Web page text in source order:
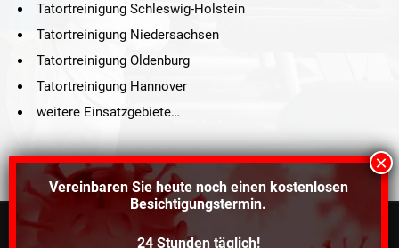
Tatortreinigung Schleswig-Holstein
Tatortreinigung Niedersachsen
Tatortreinigung Oldenburg
Tatortreinigung Hannover
weitere Einsatzgebiete…
Vereinbaren Sie heute noch einen kostenlosen
Besichtigungstermin.
24 Stunden täglich!